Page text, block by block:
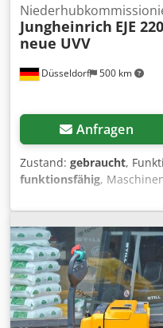
Düsseldorf 500 km
Jungheinrich EJE
neue UVV
Anfragen
Zustand: gebraucht,
funktionsfähig,
elektrisch, Bauhöhe:
Antriebsart:Elektro,
Fahrgestellnummer:
voll funktionsfähig
Volt: 24V Batterie Ah:
Baujahr: 2015
Betriebsstunden: 6238